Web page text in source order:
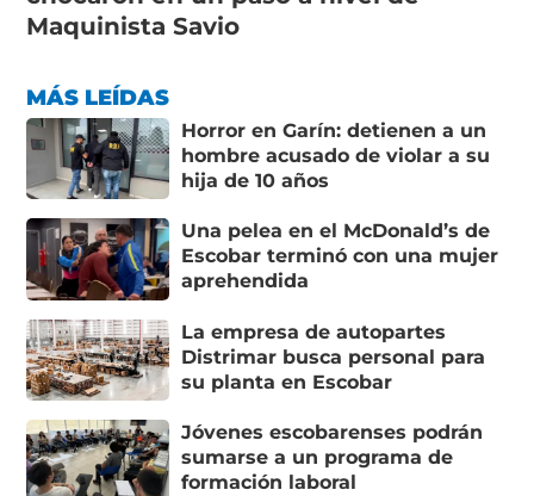
Maquinista Savio
MÁS LEÍDAS
Horror en Garín: detienen a un
hombre acusado de violar a su
hija de 10 años
Una pelea en el McDonald’s de
Escobar terminó con una mujer
aprehendida
La empresa de autopartes
Distrimar busca personal para
su planta en Escobar
Jóvenes escobarenses podrán
sumarse a un programa de
formación laboral